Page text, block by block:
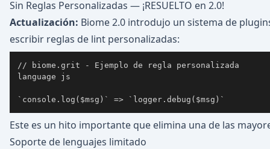
Sin Reglas Personalizadas — ¡RESUELTO en 2.0!
Actualización: Biome 2.0 introdujo un sistema de
escribir reglas de lint personalizadas:
language js
`console.log($msg)` => `logger.debug($msg)`
Este es un hito importante que elimina una de las
Soporte de lenguajes limitado